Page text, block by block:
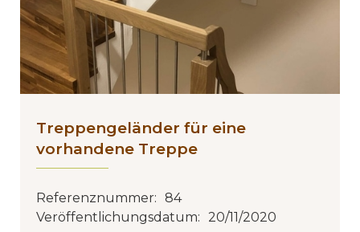
Treppengeländer für eine
vorhandene Treppe
Referenznummer: 84
Veröffentlichungsdatum: 20/11/2020